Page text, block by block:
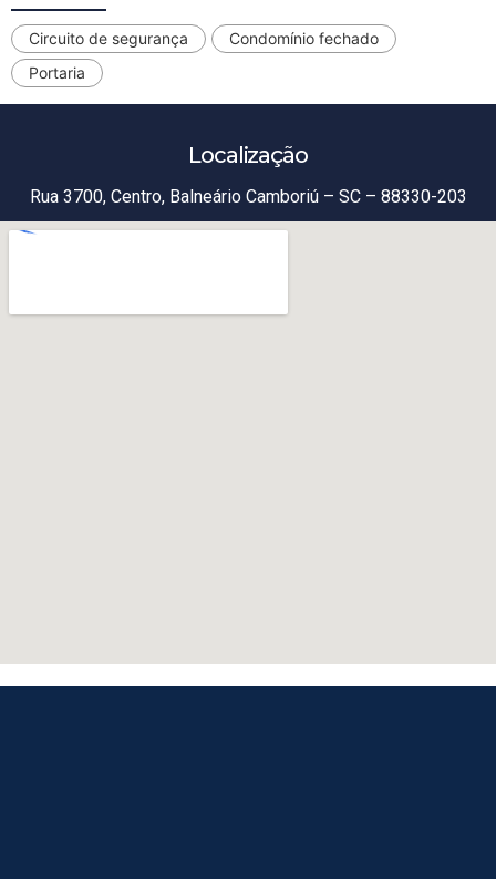
Circuito de segurança
Condomínio fechado
Portaria
Localização
Rua 3700, Centro, Balneário Camboriú – SC – 88330-203